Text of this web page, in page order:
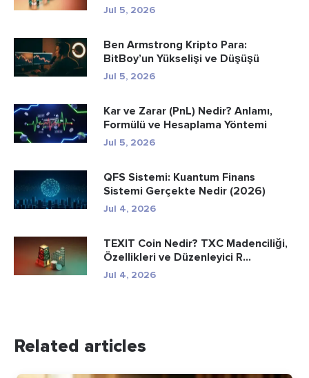
Jul 5, 2026
Ben Armstrong Kripto Para:
BitBoy’un Yükselişi ve Düşüşü
Jul 5, 2026
Kar ve Zarar (PnL) Nedir? Anlamı,
Formülü ve Hesaplama Yöntemi
Jul 5, 2026
QFS Sistemi: Kuantum Finans
Sistemi Gerçekte Nedir (2026)
Jul 4, 2026
TEXIT Coin Nedir? TXC Madenciliği,
Özellikleri ve Düzenleyici R...
Jul 4, 2026
Related articles